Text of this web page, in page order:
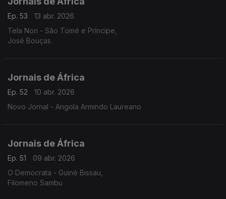
Ep. 53
13 abr. 2026
Tela Non - São Tomé e Príncipe,
José Bouças
Jornais de África
Ep. 52
10 abr. 2026
Novo Jornal - Angola Armindo Laureano
Jornais de África
Ep. 51
09 abr. 2026
O Democrata - Guiné Bissau,
Filomeno Sambu